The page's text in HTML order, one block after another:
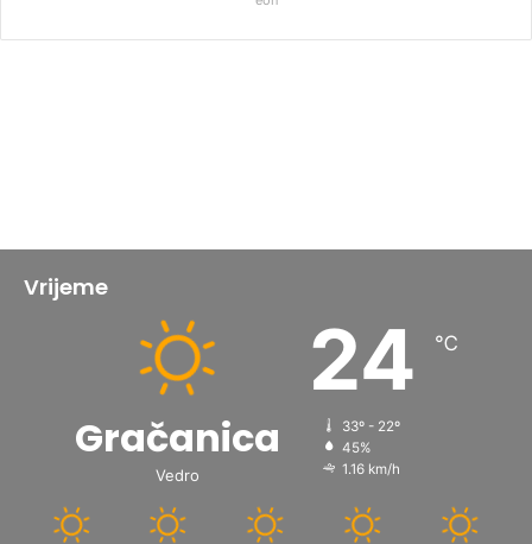
Vrijeme
Gračanica
Vedro
24 ℃
33º - 22º
45%
1.16 km/h